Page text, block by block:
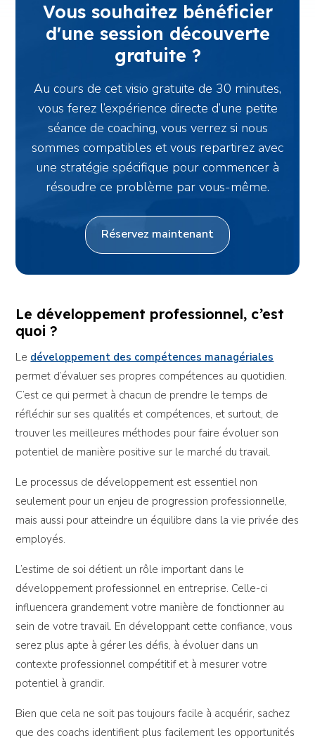
Vous souhaitez bénéficier
d'une session découverte
gratuite ?
Au cours de cet visio gratuite de 30 minutes,
vous ferez l’expérience directe d’une petite
séance de coaching, vous verrez si nous
sommes compatibles et vous repartirez avec
une stratégie spécifique pour commencer à
résoudre ce problème par vous-même.
Réservez maintenant
Le développement professionnel, c’est
quoi ?
Le développement des compétences managériales
permet d’évaluer ses propres compétences au quotidien.
C’est ce qui permet à chacun de prendre le temps de
réfléchir sur ses qualités et compétences, et surtout, de
trouver les meilleures méthodes pour faire évoluer son
potentiel de manière positive sur le marché du travail.
Le processus de développement est essentiel non
seulement pour un enjeu de progression professionnelle,
mais aussi pour atteindre un équilibre dans la vie privée des
employés.
L’estime de soi détient un rôle important dans le
développement professionnel en entreprise. Celle-ci
influencera grandement votre manière de fonctionner au
sein de votre travail. En développant cette confiance, vous
serez plus apte à gérer les défis, à évoluer dans un
contexte professionnel compétitif et à mesurer votre
potentiel à grandir.
Bien que cela ne soit pas toujours facile à acquérir, sachez
que des coachs identifient plus facilement les opportunités